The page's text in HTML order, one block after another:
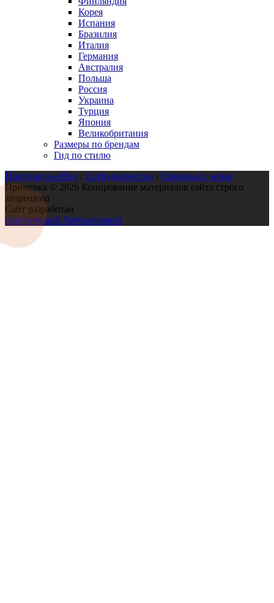
Корея
Испания
Бразилия
Италия
Германия
Австралия
Польша
Россия
Украина
Турция
Япония
Великобритания
Размеры по брендам
Гид по стилю
Покупки на eBay / Сотрудничество / Связаться с нами
Примерка © 2026 Копирование материалов сайта строго
запрещено
Сайт разработан
Арктической Лабораторией